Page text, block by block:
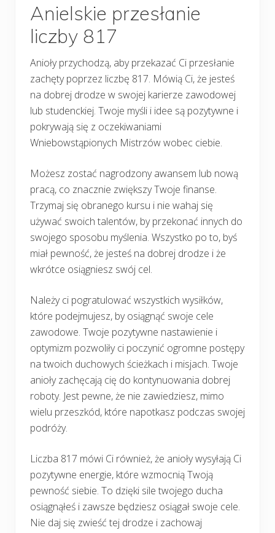
Anielskie przesłanie
liczby 817
Anioły przychodzą, aby przekazać Ci przesłanie
zachęty poprzez liczbę 817. Mówią Ci, że jesteś
na dobrej drodze w swojej karierze zawodowej
lub studenckiej. Twoje myśli i idee są pozytywne i
pokrywają się z oczekiwaniami
Wniebowstąpionych Mistrzów wobec ciebie.
Możesz zostać nagrodzony awansem lub nową
pracą, co znacznie zwiększy Twoje finanse.
Trzymaj się obranego kursu i nie wahaj się
używać swoich talentów, by przekonać innych do
swojego sposobu myślenia. Wszystko po to, byś
miał pewność, że jesteś na dobrej drodze i że
wkrótce osiągniesz swój cel.
Należy ci pogratulować wszystkich wysiłków,
które podejmujesz, by osiągnąć swoje cele
zawodowe. Twoje pozytywne nastawienie i
optymizm pozwoliły ci poczynić ogromne postępy
na twoich duchowych ścieżkach i misjach. Twoje
anioły zachęcają cię do kontynuowania dobrej
roboty. Jest pewne, że nie zawiedziesz, mimo
wielu przeszkód, które napotkasz podczas swojej
podróży.
Liczba 817 mówi Ci również, że anioły wysyłają Ci
pozytywne energie, które wzmocnią Twoją
pewność siebie. To dzięki sile twojego ducha
osiągnąłeś i zawsze będziesz osiągał swoje cele.
Nie daj się zwieść tej drodze i zachowaj